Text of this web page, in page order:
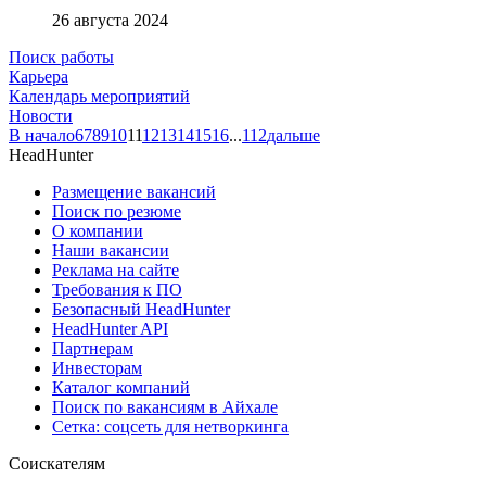
26 августа 2024
Поиск работы
Карьера
Календарь мероприятий
Новости
В начало678910111213141516...112дальше
HeadHunter
Размещение вакансий
Поиск по резюме
О компании
Наши вакансии
Реклама на сайте
Требования к ПО
Безопасный HeadHunter
HeadHunter API
Партнерам
Инвесторам
Каталог компаний
Поиск по вакансиям в Айхале
Сетка: соцсеть для нетворкинга
Соискателям